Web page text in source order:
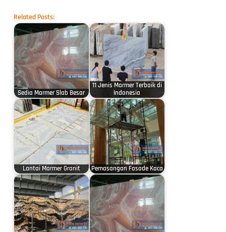
Related Posts:
Sedia Marmer Slab Besar
11 Jenis Marmer Terbaik di
Indonesia
Lantai Marmer Granit Pemasangan Fasade Kaca